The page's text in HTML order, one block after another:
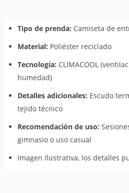
Tipo de prenda: Camiseta de
Material: Poliéster reciclado
Tecnología: CLIMACOOL
humedad)
Detalles adicionales: Escudo
tejido técnico
Recomendación de uso:
gimnasio o uso casual
Imagen Ilustrativa, los detalles